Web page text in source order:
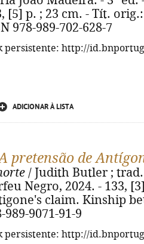
[5] p. ; 23 cm. - Tít.
978-989-702-628-7
persistente: http://
ADICIONAR À LISTA
pretensão de
/ Judith Butler ;
Negro, 2024. - 133,
claim. Kinship
989-9071-91-9
persistente: http://